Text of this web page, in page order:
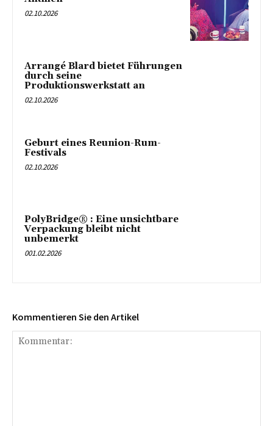
02.10.2026
Arrangé Blard bietet Führungen
durch seine
Produktionswerkstatt an
02.10.2026
Geburt eines Reunion-Rum-
Festivals
02.10.2026
PolyBridge® : Eine unsichtbare
Verpackung bleibt nicht
unbemerkt
001.02.2026
Kommentieren Sie den Artikel